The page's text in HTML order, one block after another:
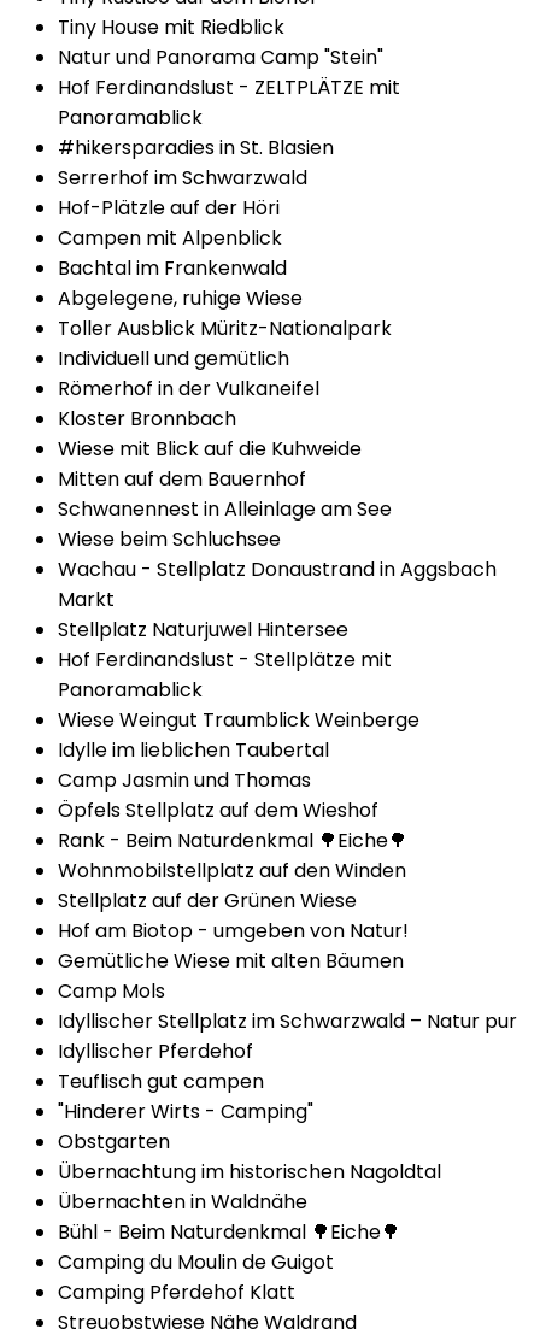
Tiny House mit Riedblick
Natur und Panorama Camp "Stein"
Hof Ferdinandslust - ZELTPLÄTZE mit
Panoramablick
#hikersparadies in St. Blasien
Serrerhof im Schwarzwald
Hof-Plätzle auf der Höri
Campen mit Alpenblick
Bachtal im Frankenwald
Abgelegene, ruhige Wiese
Toller Ausblick Müritz-Nationalpark
Individuell und gemütlich
Römerhof in der Vulkaneifel
Kloster Bronnbach
Wiese mit Blick auf die Kuhweide
Mitten auf dem Bauernhof
Schwanennest in Alleinlage am See
Wiese beim Schluchsee
Wachau - Stellplatz Donaustrand in Aggsbach
Markt
Stellplatz Naturjuwel Hintersee
Hof Ferdinandslust - Stellplätze mit
Panoramablick
Wiese Weingut Traumblick Weinberge
Idylle im lieblichen Taubertal
Camp Jasmin und Thomas
Öpfels Stellplatz auf dem Wieshof
Rank - Beim Naturdenkmal 🌳Eiche🌳
Wohnmobilstellplatz auf den Winden
Stellplatz auf der Grünen Wiese
Hof am Biotop - umgeben von Natur!
Gemütliche Wiese mit alten Bäumen
Camp Mols
Idyllischer Stellplatz im Schwarzwald – Natur pur
Idyllischer Pferdehof
Teuflisch gut campen
"Hinderer Wirts - Camping"
Obstgarten
Übernachtung im historischen Nagoldtal
Übernachten in Waldnähe
Bühl - Beim Naturdenkmal 🌳Eiche🌳
Camping du Moulin de Guigot
Camping Pferdehof Klatt
Streuobstwiese Nähe Waldrand